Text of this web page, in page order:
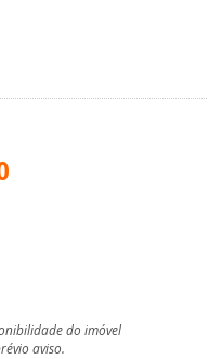
do imóvel
aviso.